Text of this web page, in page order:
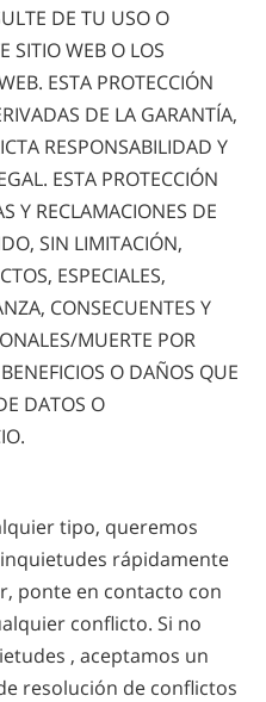
DE TU USO O
SITIO WEB O LOS
ESTA PROTECCIÓN
DE LA GARANTÍA,
RESPONSABILIDAD Y
ESTA PROTECCIÓN
Y RECLAMACIONES DE
SIN LIMITACIÓN,
ESPECIALES,
CONSECUENTES Y
MUERTE POR
O DAÑOS QUE
DATOS O
tipo, queremos
rápidamente
ponte en contacto con
conflicto. Si no
, aceptamos un
resolución de conflictos